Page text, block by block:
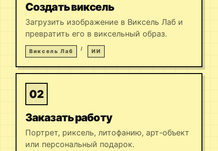
Создать виксель
Загрузить изображение в Виксель Лаб и
превратить его в виксельный образ.
Виксель Лаб ИИ
02
Заказать работу
Портрет, риксель, литофанию, арт-объект
или персональный подарок.